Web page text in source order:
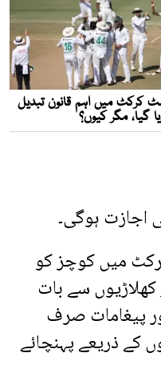
اجازت ہوگی۔
میں کوچز کو
سے بات
پیغامات صرف
کے ذریعے پہنچائے